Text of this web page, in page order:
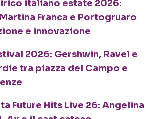
italiano estate 2026:
Franca e Portogruaro
e innovazione
2026: Gershwin, Ravel e
tra piazza del Campo e
Future Hits Live 26: Angelina